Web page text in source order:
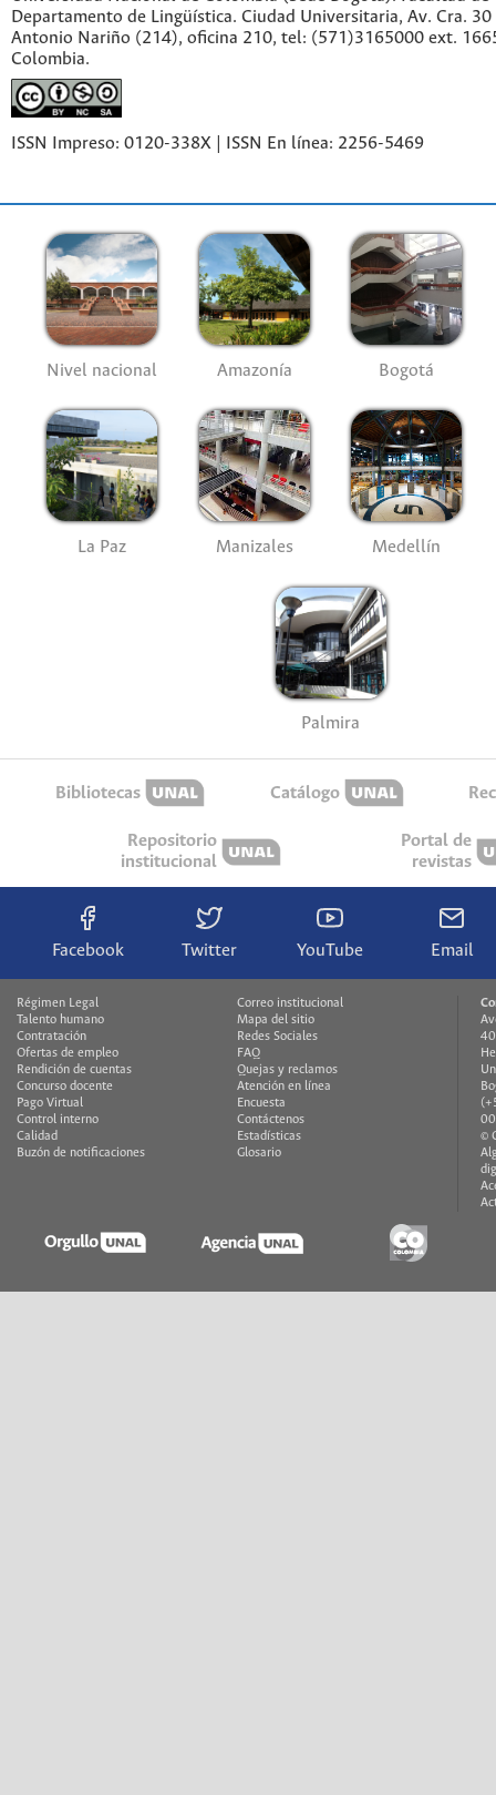
Departamento de Lingüística. Ciudad Universitaria, Av. Cra.
Antonio Nariño (214), oficina 210, tel: (571)3165000 ext.
Colombia.
ISSN Impreso: 0120-338X | ISSN En línea: 2256-5469
Nivel nacional Amazonía Bogotá
La Paz Manizales Medellín
Palmira
Bibliotecas Catálogo
Repositorio
institucional
Portal de
revistas
Facebook Twitter YouTube Email
Régimen Legal
Talento humano
Contratación
Ofertas de empleo
Rendición de cuentas
Concurso docente
Pago Virtual
Control interno
Calidad
Buzón de notificaciones
Correo institucional
Mapa del sitio
Redes Sociales
FAQ
Quejas y reclamos
Atención en línea
Encuesta
Contáctenos
Estadísticas
Glosario
©